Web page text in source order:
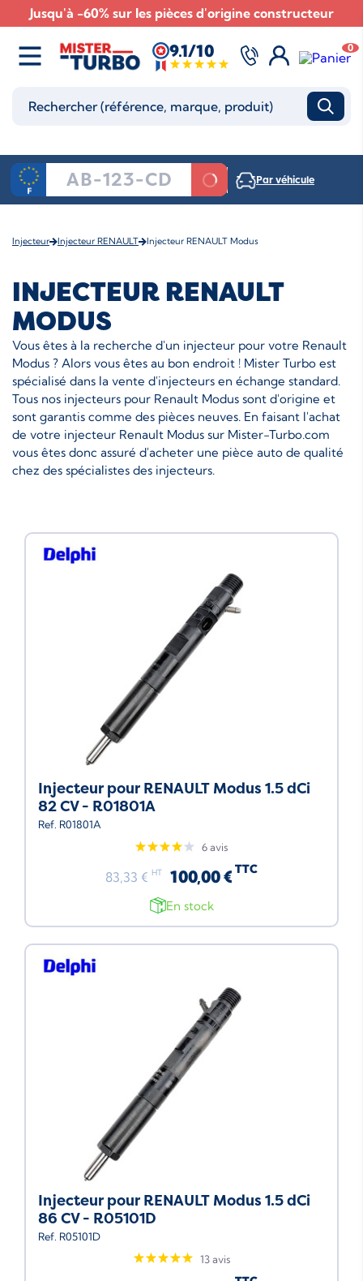
Jusqu'à -60% sur les pièces d'origine constructeur
9.1/10 0
Par véhicule
Injecteur Injecteur RENAULT Injecteur RENAULT Modus
INJECTEUR RENAULT
MODUS
Vous êtes à la recherche d'un injecteur pour votre Renault
Modus ? Alors vous êtes au bon endroit ! Mister Turbo est
spécialisé dans la vente d'injecteurs en échange standard.
Tous nos injecteurs pour Renault Modus sont d'origine et
sont garantis comme des pièces neuves. En faisant l'achat
de votre injecteur Renault Modus sur Mister-Turbo.com
vous êtes donc assuré d'acheter une pièce auto de qualité
chez des spécialistes des injecteurs.
Injecteur pour RENAULT Modus 1.5 dCi
82 CV - R01801A
Ref. R01801A
6 avis
83,33 € HT 100,00 € TTC
En stock
Injecteur pour RENAULT Modus 1.5 dCi
86 CV - R05101D
Ref. R05101D
13 avis